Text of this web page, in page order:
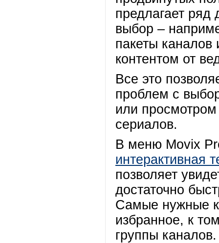
предлагает ряд
выбор –
пакеты каналов
контентом от
Все это
проблем с
или
сериалов.
В меню Movix
интерактивная
позволяет
достаточно
Самые нужные
избранное, к
группы каналов.